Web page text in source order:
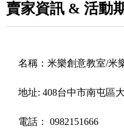
賣家資訊 & 活動
名稱： 米樂創意教室/米
地址: 408台中市南屯區
電話： 0982151666